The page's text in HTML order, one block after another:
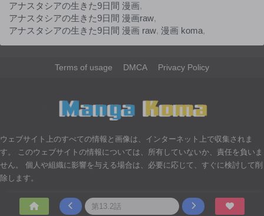
アナスタシアの生きた9日間 漫画,
アナスタシアの生きた9日間 漫画raw,
アナスタシアの生きた9日間 漫画 raw, 漫画 koma,
Terms of usage DMCA Privacy Policy
ウェブサイト上のすべての情報と画像は、インターネット上で収集されま
す。 このウェブサイトの情報については、所有していないか、責任を負いま
せん。 個人や組織に影響を与える場合は、必要に応じて、すぐに検討して削
除します。
© 2026 - Made with